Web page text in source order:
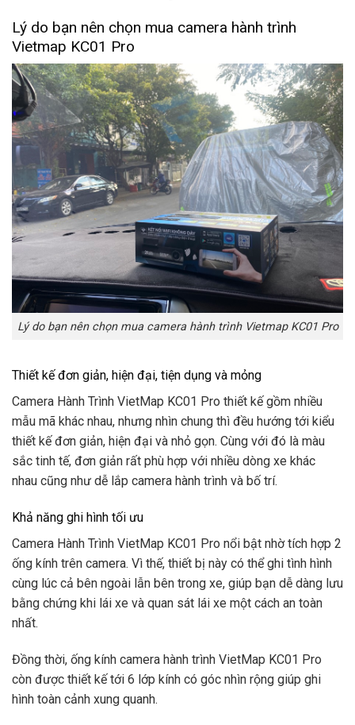
Lý do bạn nên chọn mua camera hành trình
Vietmap KC01 Pro
Lý do bạn nên chọn mua camera hành trình Vietmap KC01 Pro
Thiết kế đơn giản, hiện đại, tiện dụng và mỏng
Camera Hành Trình VietMap KC01 Pro thiết kế gồm nhiều
mẫu mã khác nhau, nhưng nhìn chung thì đều hướng tới kiểu
thiết kế đơn giản, hiện đại và nhỏ gọn. Cùng với đó là màu
sắc tinh tế, đơn giản rất phù hợp với nhiều dòng xe khác
nhau cũng như dễ lắp camera hành trình và bố trí.
Khả năng ghi hình tối ưu
Camera Hành Trình VietMap KC01 Pro nổi bật nhờ tích hợp 2
ống kính trên camera. Vì thế, thiết bị này có thể ghi tình hình
cùng lúc cả bên ngoài lẫn bên trong xe, giúp bạn dễ dàng lưu
bằng chứng khi lái xe và quan sát lái xe một cách an toàn
nhất.
Đồng thời, ống kính camera hành trình VietMap KC01 Pro
còn được thiết kế tới 6 lớp kính có góc nhìn rộng giúp ghi
hình toàn cảnh xung quanh.